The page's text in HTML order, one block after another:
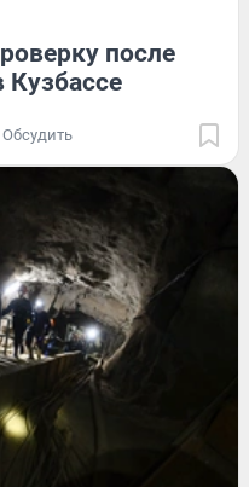
после
Кузбассе
Обсудить